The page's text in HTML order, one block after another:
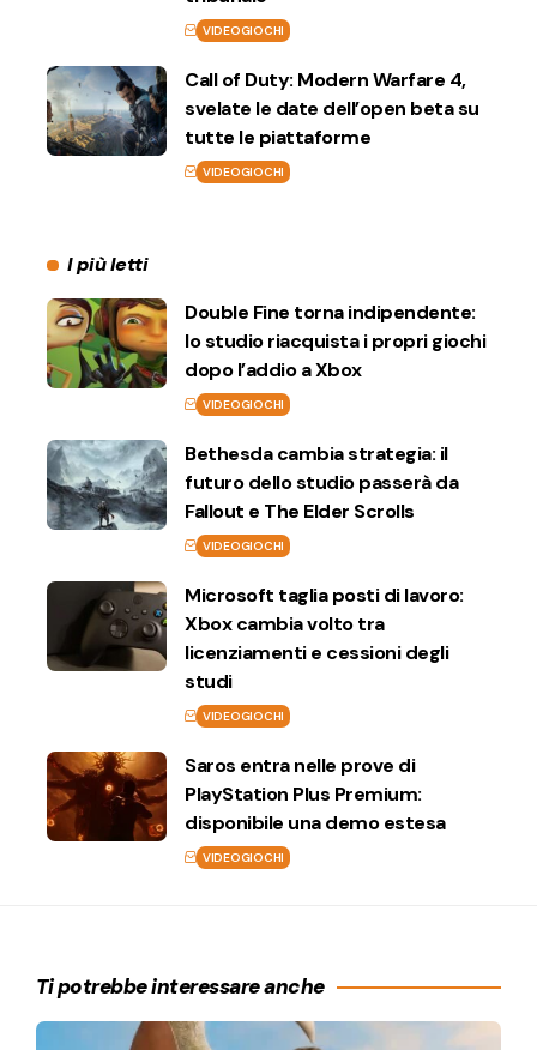
VIDEOGIOCHI
Call of Duty: Modern Warfare 4,
svelate le date dell’open beta su
tutte le piattaforme
VIDEOGIOCHI
I più letti
Double Fine torna indipendente:
lo studio riacquista i propri giochi
dopo l’addio a Xbox
VIDEOGIOCHI
Bethesda cambia strategia: il
futuro dello studio passerà da
Fallout e The Elder Scrolls
VIDEOGIOCHI
Microsoft taglia posti di lavoro:
Xbox cambia volto tra
licenziamenti e cessioni degli
studi
VIDEOGIOCHI
Saros entra nelle prove di
PlayStation Plus Premium:
disponibile una demo estesa
VIDEOGIOCHI
Ti potrebbe interessare anche